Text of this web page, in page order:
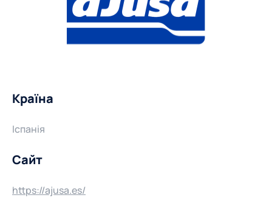
Країна
Іспанія
Сайт
https://ajusa.es/